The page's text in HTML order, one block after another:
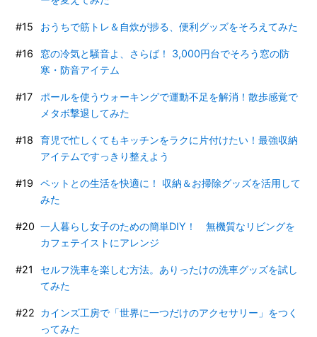
おうちで筋トレ＆自炊が捗る、便利グッズをそろえてみた
窓の冷気と騒音よ、さらば！ 3,000円台でそろう窓の防
寒・防音アイテム
ポールを使うウォーキングで運動不足を解消！散歩感覚で
メタボ撃退してみた
育児で忙しくてもキッチンをラクに片付けたい！最強収納
アイテムですっきり整えよう
ペットとの生活を快適に！ 収納＆お掃除グッズを活用して
みた
一人暮らし女子のための簡単DIY！ 無機質なリビングを
カフェテイストにアレンジ
セルフ洗車を楽しむ方法。ありったけの洗車グッズを試し
てみた
カインズ工房で「世界に一つだけのアクセサリー」をつく
ってみた